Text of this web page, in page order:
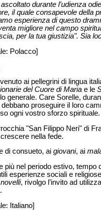
durante l’udienza
il quale consapevole della
esperienza di questo
migliore nel campo
per la tua giustizia". Sia
Polacco]
ai pellegrini di lingua
del Cuore di Maria e le
generale. Care Sorelle,
proseguire il loro
ogni vostro sforzo
"San Filippo Neri" di
nella fede.
di consueto, ai giovani, ai
più nel periodo estivo,
esperienze sociali e
, rivolgo l’invito ad
Italiano]